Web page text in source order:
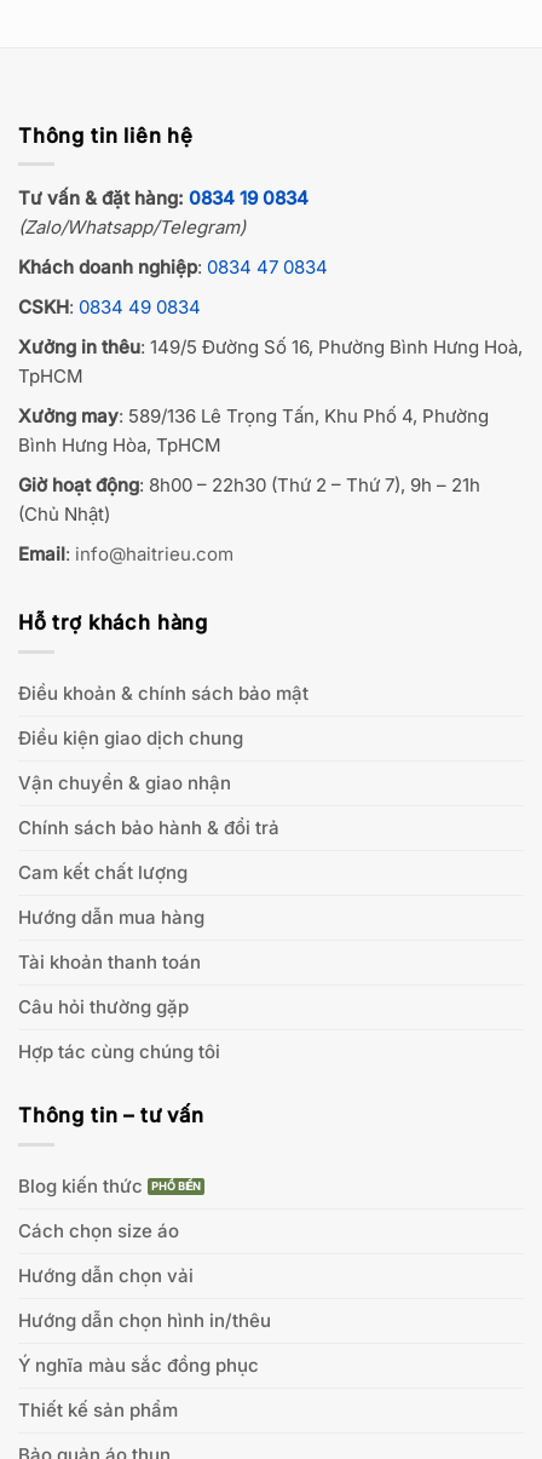
Thông tin liên hệ
Tư vấn & đặt hàng: 0834 19 0834
(Zalo/Whatsapp/Telegram)
Khách doanh nghiệp: 0834 47 0834
CSKH: 0834 49 0834
Xưởng in thêu: 149/5 Đường Số 16, Phường Bình Hưng Hoà,
TpHCM
Xưởng may: 589/136 Lê Trọng Tấn, Khu Phố 4, Phường
Bình Hưng Hòa, TpHCM
Giờ hoạt động: 8h00 – 22h30 (Thứ 2 – Thứ 7), 9h – 21h
(Chủ Nhật)
Email: info@haitrieu.com
Hỗ trợ khách hàng
Điều khoản & chính sách bảo mật
Điều kiện giao dịch chung
Vận chuyển & giao nhận
Chính sách bảo hành & đổi trả
Cam kết chất lượng
Hướng dẫn mua hàng
Tài khoản thanh toán
Câu hỏi thường gặp
Hợp tác cùng chúng tôi
Thông tin – tư vấn
Blog kiến thức
Cách chọn size áo
Hướng dẫn chọn vải
Hướng dẫn chọn hình in/thêu
Ý nghĩa màu sắc đồng phục
Thiết kế sản phẩm